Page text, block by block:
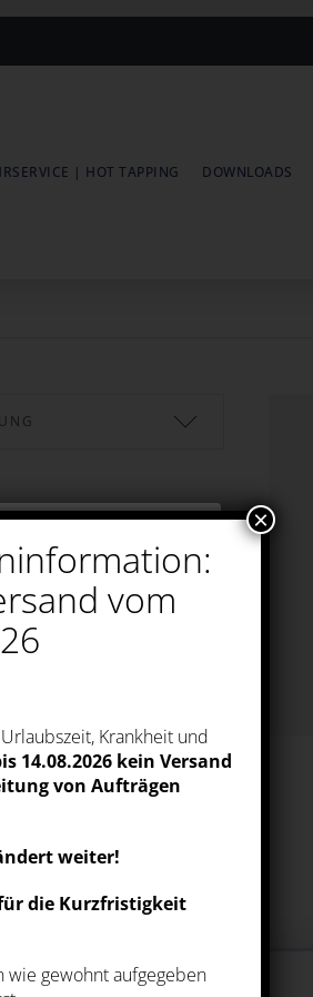
| HOT TAPPING DOWNLOADS
vom
Krankheit und
14.08.2026 kein Versand
von Aufträgen
weiter!
die Kurzfristigkeit
wie gewohnt aufgegeben
×
Cookies. Einige
den Warenkorb)
nicht-notwendigen
unseres
eingesetzt. Die
von
deren
akzeptieren“, um
Cookies
wenn Sie sich
unter „Einstellungen
der von uns
die Einstellungen